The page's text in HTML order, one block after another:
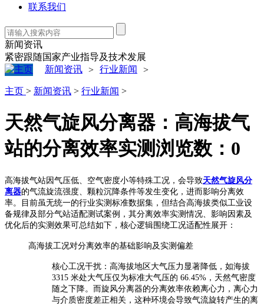
联系我们
新闻资讯
紧密跟随国家产业指导及技术发展
新闻资讯 > 行业新闻 >
主页 > 新闻资讯 > 行业新闻 >
天然气旋风分离器：高海拔气
站的分离效率实测浏览数： 0
高海拔气站因气压低、空气密度小等特殊工况，会导致天然气旋风分
离器的气流旋流强度、颗粒沉降条件等发生变化，进而影响分离效
率。目前虽无统一的行业实测标准数据集，但结合高海拔类似工业设
备规律及部分气站适配测试案例，其分离效率实测情况、影响因素及
优化后的实测效果可总结如下，核心逻辑围绕工况适配性展开：
高海拔工况对分离效率的基础影响及实测偏差
核心工况干扰：高海拔地区大气压力显著降低，如海拔
3315 米处大气压仅为标准大气压的 66.45%，天然气密度
随之下降。而旋风分离器的分离效率依赖离心力，离心力
与介质密度差正相关，这种环境会导致气流旋转产生的离